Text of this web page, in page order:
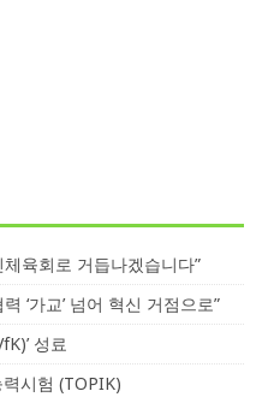
육회로 거듭나겠습니다”
‘가교’ 넘어 혁신 거점으로”
성료
시험 (TOPIK)